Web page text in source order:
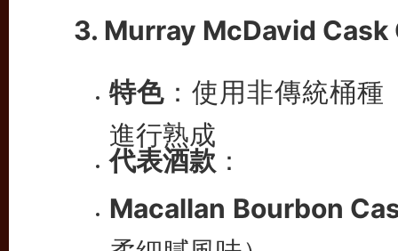
3. Murray McDavid
特色 ：使用非傳統桶
進行熟成
代表酒款 ：
Macallan Bourbon
柔細膩風味）